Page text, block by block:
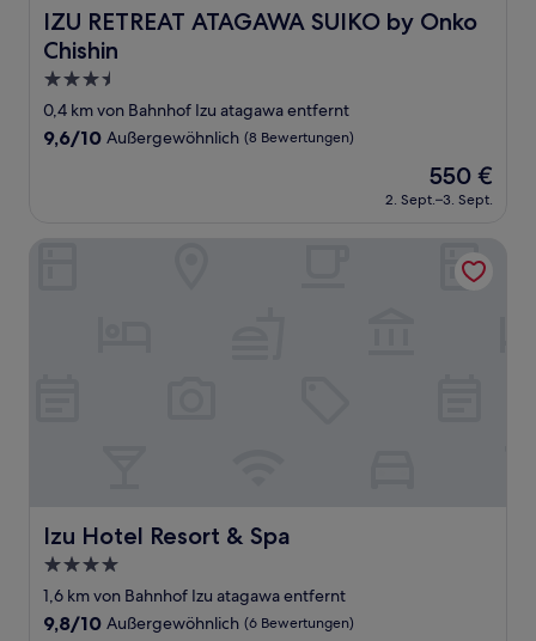
IZU RETREAT ATAGAWA SUIKO by Onko
Chishin
IZU RETREAT ATAGAWA SUIKO by Onko Chishin
3.5-
Sterne-
Unterkunft
0,4 km von Bahnhof Izu atagawa entfernt
9.6
Bewertungen)
9,6/10 Außergewöhnlich (8 Bewertungen)
Der
Preis
beträgt
550 €
2. Sept.–3. Sept.
Izu Hotel Resort & Spa
Izu Hotel Resort & Spa
4.0-
Sterne-
Unterkunft
1,6 km von Bahnhof Izu atagawa entfernt
9.8
9,8/10 Außergewöhnlich (6 Bewertungen)